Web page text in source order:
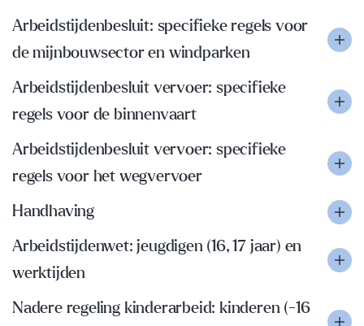
Arbeidstijdenbesluit: specifieke regels voor
de mijnbouwsector en windparken
Arbeidstijdenbesluit vervoer: specifieke
regels voor de binnenvaart
Arbeidstijdenbesluit vervoer: specifieke
regels voor het wegvervoer
Handhaving
Arbeidstijdenwet: jeugdigen (16, 17 jaar) en
werktijden
Nadere regeling kinderarbeid: kinderen (-16